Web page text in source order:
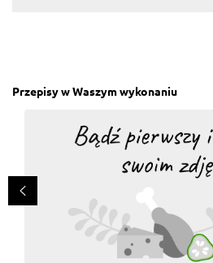
Przepisy w Waszym wykonaniu